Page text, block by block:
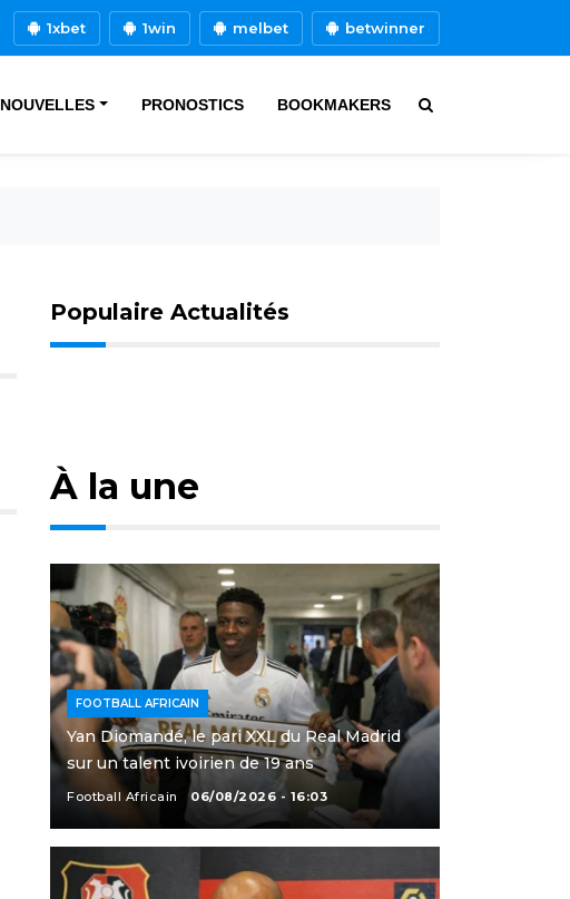
1xbet 1win melbet betwinner
NOUVELLES PRONOSTICS BOOKMAKERS
Populaire Actualités
À la une
FOOTBALL AFRICAIN
Yan Diomandé, le pari XXL du Real Madrid
sur un talent ivoirien de 19 ans
Football Africain 06/08/2026 - 16:03